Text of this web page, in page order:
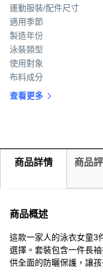
運動服裝/配件尺寸
適用季節
製造年份
泳裝類型
使用對象
布料成分
查看更多
商品詳情 商品
商品概述
這款一家人的泳衣女童3
選擇。套裝包含一件長
供全面的防曬保護，讓